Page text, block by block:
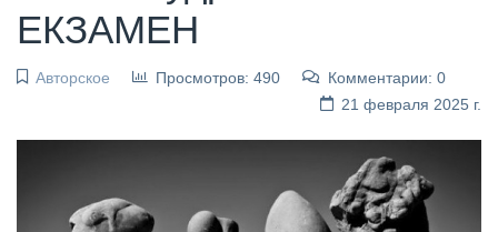
ЕКЗАМЕН
Авторское Просмотров: 490
Комментарии: 0
21 февраля 2025 г.